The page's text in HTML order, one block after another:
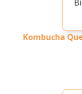
Kombucha